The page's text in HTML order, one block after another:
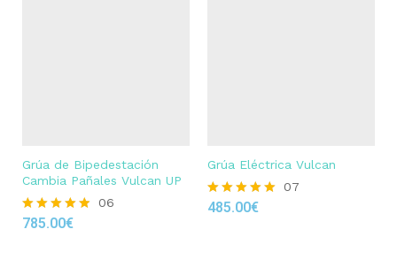
Grúa de Bipedestación
Cambia Pañales Vulcan UP
Rated
06
785.00€
Grúa Eléctrica Vulcan
Rated
07
485.00€